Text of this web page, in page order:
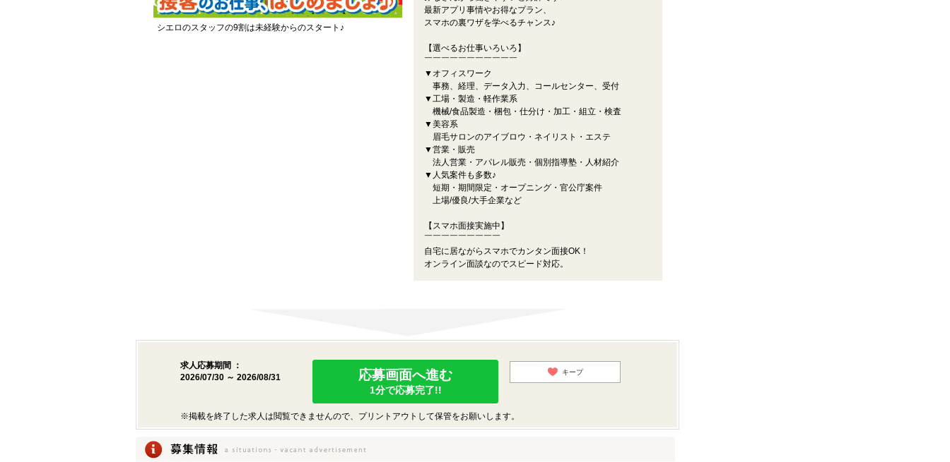
シエロのスタッフの9割は未経験からのスタート♪
最新アプリ事情やお得なプラン、
スマホの裏ワザを学べるチャンス♪
【選べるお仕事いろいろ】
￣￣￣￣￣￣￣￣￣￣￣
▼オフィスワーク
事務、経理、データ入力、コールセンター、受付
▼工場・製造・軽作業系
機械/食品製造・梱包・仕分け・加工・組立・検査
▼美容系
眉毛サロンのアイブロウ・ネイリスト・エステ
▼営業・販売
法人営業・アパレル販売・個別指導塾・人材紹介
▼人気案件も多数♪
短期・期間限定・オープニング・官公庁案件
上場/優良/大手企業など
【スマホ面接実施中】
￣￣￣￣￣￣￣￣￣
自宅に居ながらスマホでカンタン面接OK！
オンライン面談なのでスピード対応。
求人応募期間 ：
2026/07/30 ～ 2026/08/31
応募画面へ進む
1分で応募完了!!
キープ
※掲載を終了した求人は閲覧できませんので、プリントアウトして保管をお願いします。